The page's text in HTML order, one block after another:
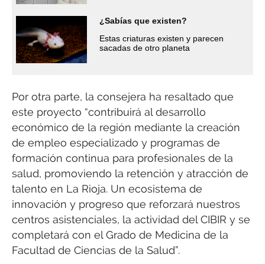
¿Sabías que existen?
Estas criaturas existen y parecen
sacadas de otro planeta
Por otra parte, la consejera ha resaltado que
este proyecto “contribuirá al desarrollo
económico de la región mediante la creación
de empleo especializado y programas de
formación continua para profesionales de la
salud, promoviendo la retención y atracción de
talento en La Rioja. Un ecosistema de
innovación y progreso que reforzará nuestros
centros asistenciales, la actividad del CIBIR y se
completará con el Grado de Medicina de la
Facultad de Ciencias de la Salud”.